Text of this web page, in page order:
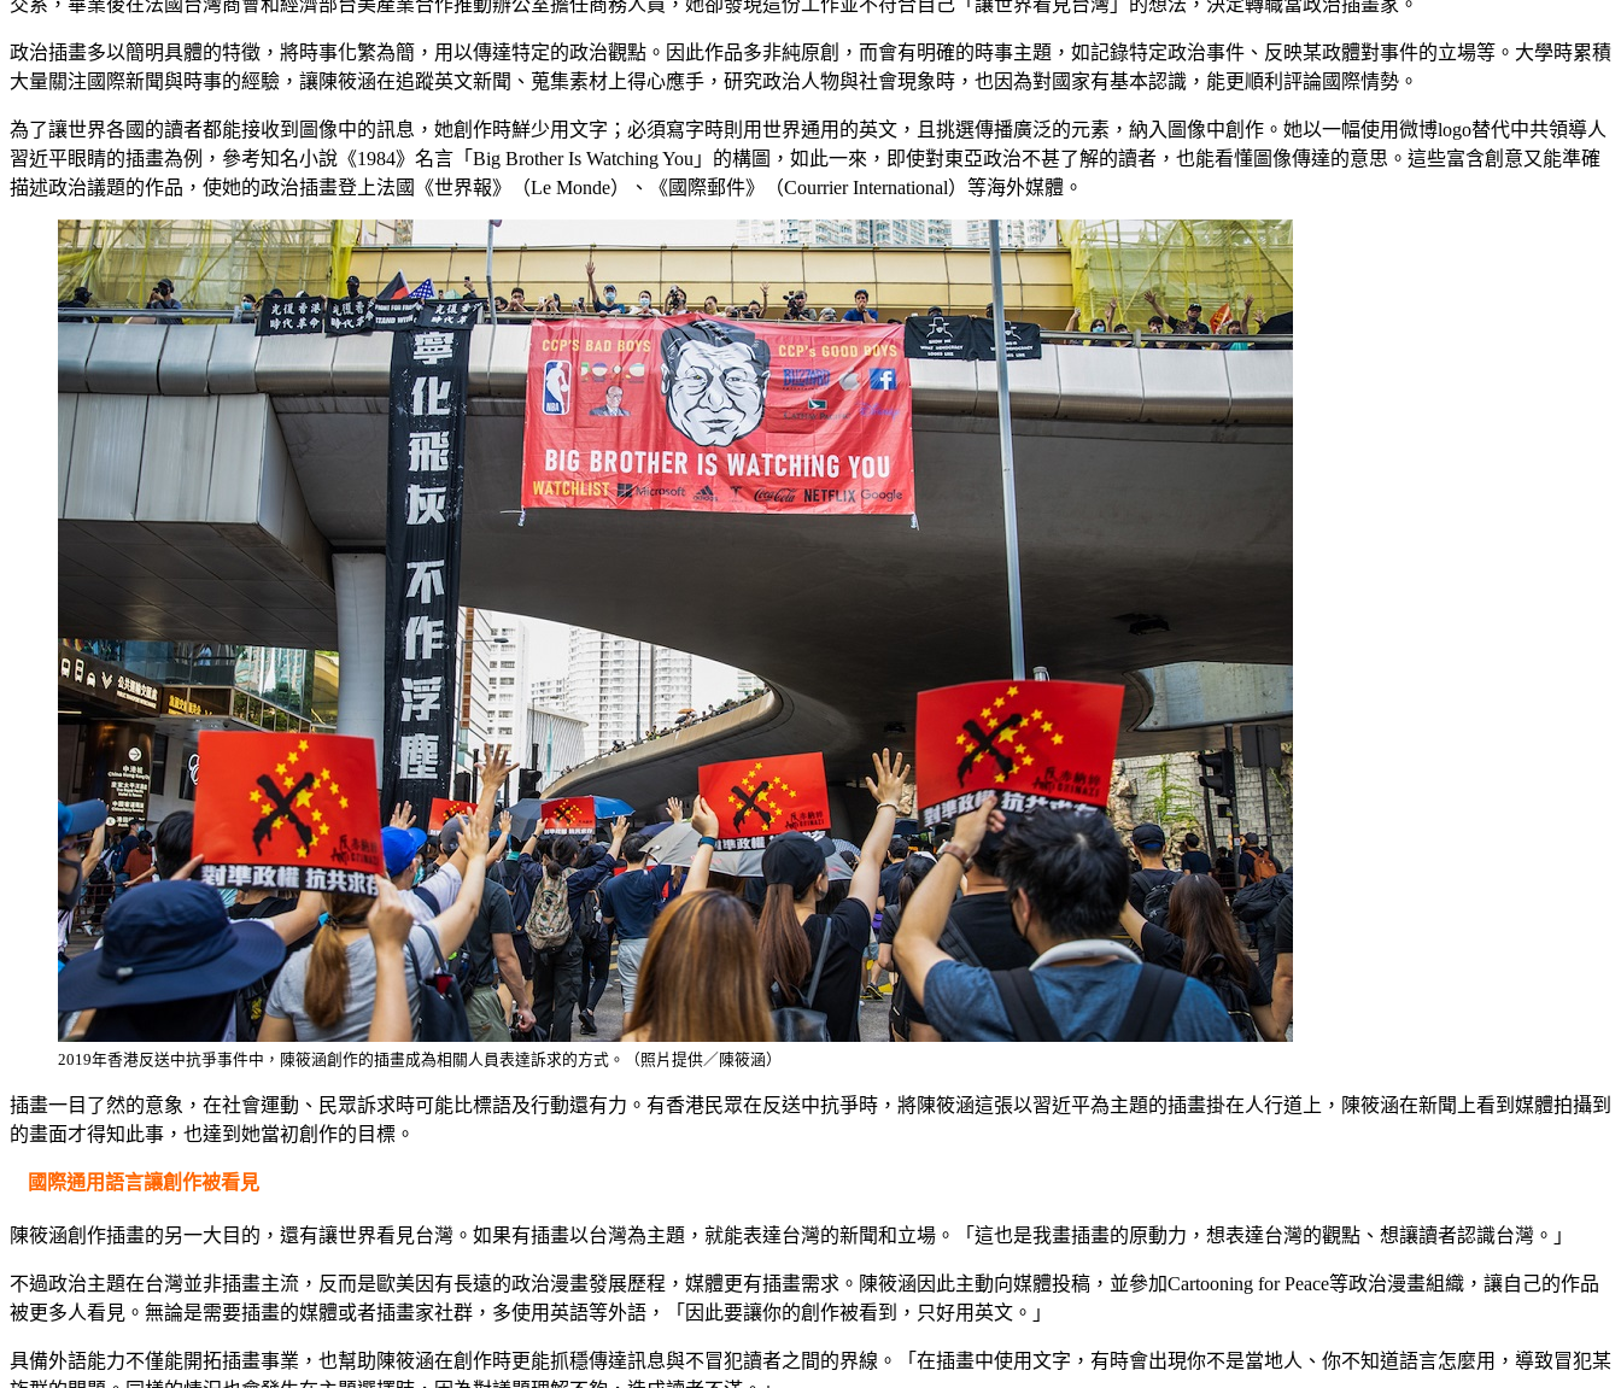
交系，畢業後在法國台灣商會和經濟部台美產業合作推動辦公室擔任商務人員，她卻發現這份工作並不符合自己「讓世界看見台灣」的想法，決定轉職當政治插畫家。
政治插畫多以簡明具體的特徵，將時事化繁為簡，用以傳達特定的政治觀點。因此作品多非純原創，而會有明確的時事主題，如記錄特定政治事件、反映某政體對事件的立場等。大學時累積
大量關注國際新聞與時事的經驗，讓陳筱涵在追蹤英文新聞、蒐集素材上得心應手，研究政治人物與社會現象時，也因為對國家有基本認識，能更順利評論國際情勢。
為了讓世界各國的讀者都能接收到圖像中的訊息，她創作時鮮少用文字；必須寫字時則用世界通用的英文，且挑選傳播廣泛的元素，納入圖像中創作。她以一幅使用微博logo替代中共領導人
習近平眼睛的插畫為例，參考知名小說《1984》名言「Big Brother Is Watching You」的構圖，如此一來，即使對東亞政治不甚了解的讀者，也能看懂圖像傳達的意思。這些富含創意又能準確
描述政治議題的作品，使她的政治插畫登上法國《世界報》（Le Monde）、《國際郵件》（Courrier International）等海外媒體。
2019年香港反送中抗爭事件中，陳筱涵創作的插畫成為相關人員表達訴求的方式。（照片提供／陳筱涵）
插畫一目了然的意象，在社會運動、民眾訴求時可能比標語及行動還有力。有香港民眾在反送中抗爭時，將陳筱涵這張以習近平為主題的插畫掛在人行道上，陳筱涵在新聞上看到媒體拍攝到
的畫面才得知此事，也達到她當初創作的目標。
國際通用語言讓創作被看見
陳筱涵創作插畫的另一大目的，還有讓世界看見台灣。如果有插畫以台灣為主題，就能表達台灣的新聞和立場。「這也是我畫插畫的原動力，想表達台灣的觀點、想讓讀者認識台灣。」
不過政治主題在台灣並非插畫主流，反而是歐美因有長遠的政治漫畫發展歷程，媒體更有插畫需求。陳筱涵因此主動向媒體投稿，並參加Cartooning for Peace等政治漫畫組織，讓自己的作品
被更多人看見。無論是需要插畫的媒體或者插畫家社群，多使用英語等外語，「因此要讓你的創作被看到，只好用英文。」
具備外語能力不僅能開拓插畫事業，也幫助陳筱涵在創作時更能抓穩傳達訊息與不冒犯讀者之間的界線。「在插畫中使用文字，有時會出現你不是當地人、你不知道語言怎麼用，導致冒犯某